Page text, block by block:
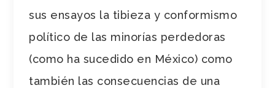
sus ensayos la tibieza y conformismo
político de las minorías perdedoras
(como ha sucedido en México) como
también las consecuencias de una